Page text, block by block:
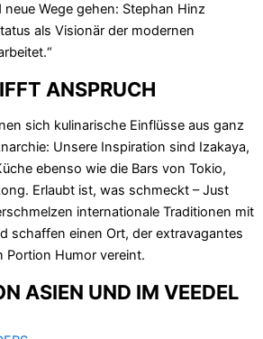
Wege gehen: Stephan Hinz
als Visionär der modernen
ANSPRUCH
sich kulinarische Einflüsse aus ganz
Unsere Inspiration sind Izakaya,
ebenso wie die Bars von Tokio,
Erlaubt ist, was schmeckt – Just
internationale Traditionen mit
schaffen einen Ort, der extravagantes
Portion Humor vereint.
ASIEN UND IM VEEDEL